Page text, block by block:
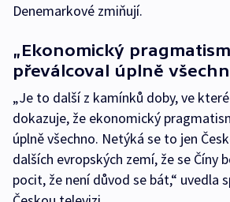
Denemarkové zmiňují.
„Ekonomický
převálcoval úplně
„Je to další z kamínků doby, ve
dokazuje, že ekonomický
úplně všechno. Netýká se to jen
dalších evropských zemí, že se Číny
pocit, že není důvod se bát,“ uvedla